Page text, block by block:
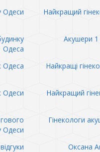
Одеси
Найкращий
Одеса
Акушери
Одеса
Найкращі
Одеси
Найкращий
Одеси
Гінекологи
Оксана